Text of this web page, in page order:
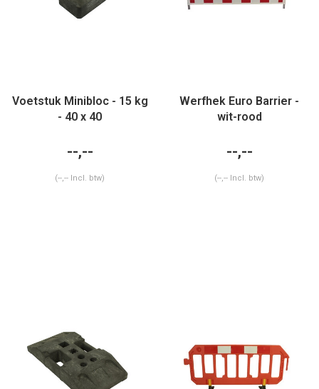
Voetstuk Minibloc - 15 kg
- 40 x 40
--,--
(--,-- Incl. btw)
Werfhek Euro Barrier -
wit-rood
--,--
(--,-- Incl. btw)